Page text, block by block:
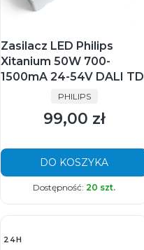
Zasilacz LED Philips
Xitanium 50W 700-
1500mA 24-54V DALI TD
PRODUCENT
PHILIPS
Cena
99,00 zł
DO KOSZYKA
Dostępność: 20 szt.
24H